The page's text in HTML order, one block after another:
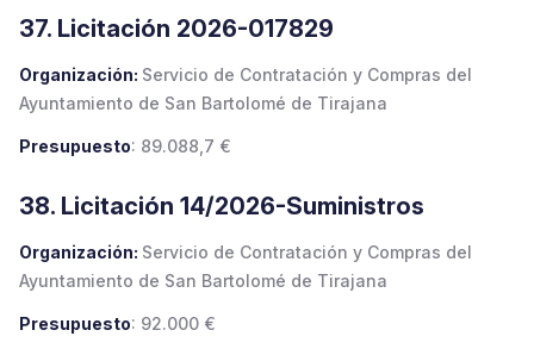
37. Licitación 2026-017829
Organización: Servicio de Contratación y Compras del
Ayuntamiento de San Bartolomé de Tirajana
Presupuesto: 89.088,7 €
38. Licitación 14/2026-Suministros
Organización: Servicio de Contratación y Compras del
Ayuntamiento de San Bartolomé de Tirajana
Presupuesto: 92.000 €